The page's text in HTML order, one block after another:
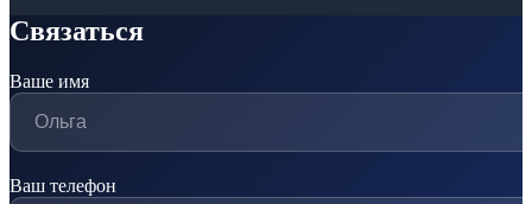
Связаться
Ваше имя
Ваш телефон